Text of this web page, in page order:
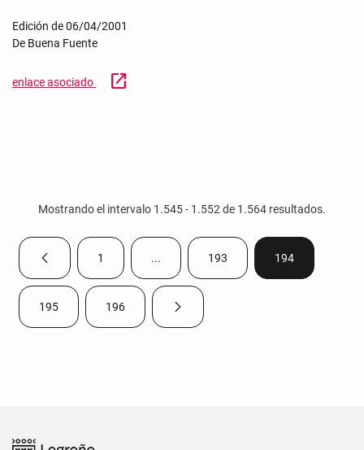
Edición de 06/04/2001
De Buena Fuente
enlace asociado open_in_new
Mostrando el intervalo 1.545 - 1.552 de 1.564 resultados.
Página anteriorPágina
1 ...Páginas intermedias Use TAB para
Página
193 Página
194
Página
195 Página
196 Página siguiente